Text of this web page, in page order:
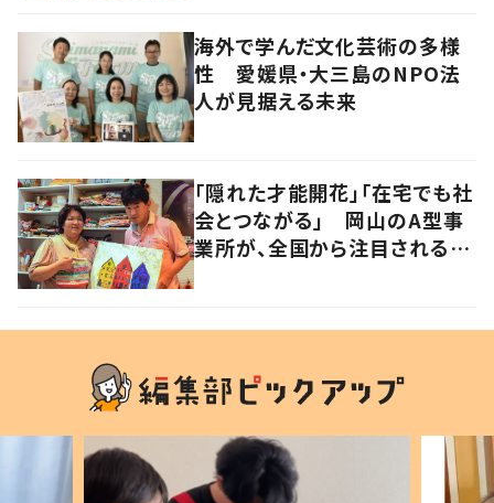
海外で学んだ文化芸術の多様
性 愛媛県・大三島のNPO法
人が見据える未来
「隠れた才能開花」「在宅でも社
会とつながる」 岡山のA型事
業所が、全国から注目される理